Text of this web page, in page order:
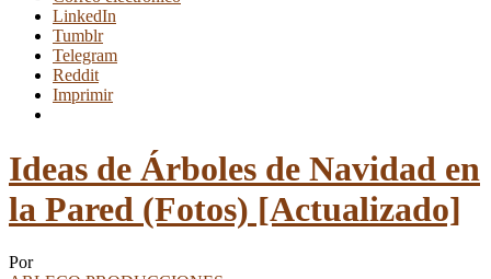
LinkedIn
Tumblr
Telegram
Reddit
Imprimir
Ideas de Árboles de Navidad en
la Pared (Fotos) [Actualizado]
Por